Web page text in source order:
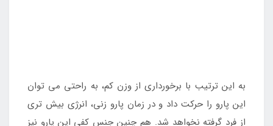
به این ترتیب با برخورداری از وزن کم، به راحتی می توان
این پارو را حرکت داد و در زمان پارو زنی، انرژی بیش تری
از فرد گرفته نخواهد شد. هم چنین جنس کفی این پارو نیز